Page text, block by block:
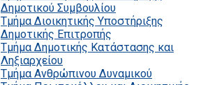
Δημοτικού Συμβουλίου
Τμήμα Διοικητικής Υποστήριξης
Δημοτικής Επιτροπής
Τμήμα Δημοτικής Κατάστασης και
Ληξιαρχείου
Τμήμα Ανθρώπινου Δυναμικού